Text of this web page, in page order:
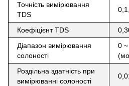
Точність вимірювання
TDS
Коефіцієнт TDS
Діапазон вимірювання
солоності
0
Роздільна здатність при
вимірюванні солоності